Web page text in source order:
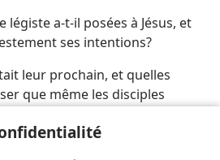
a-t-il posées à Jésus, et
ses intentions?
leur prochain, et quelles
que même les disciples